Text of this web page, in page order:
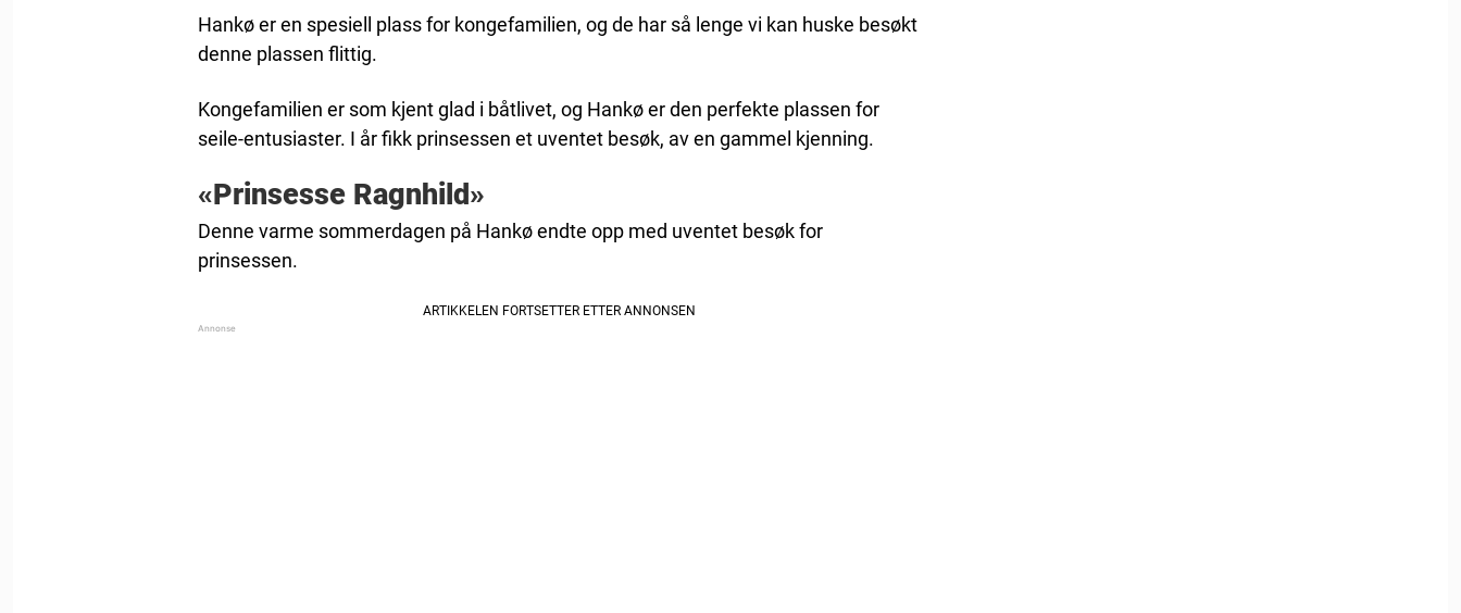
Hankø er en spesiell plass for kongefamilien, og de har så lenge vi kan huske besøkt
denne plassen flittig.
Kongefamilien er som kjent glad i båtlivet, og Hankø er den perfekte plassen for
seile-entusiaster. I år fikk prinsessen et uventet besøk, av en gammel kjenning.
«Prinsesse Ragnhild»
Denne varme sommerdagen på Hankø endte opp med uventet besøk for
prinsessen.